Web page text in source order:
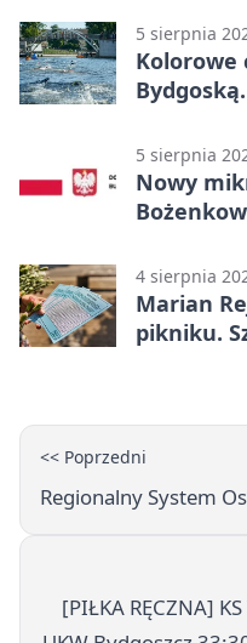
5 sierpnia
Kolorowe
5 sierpnia
Nowy
4 sierpnia
Marian
pikniku.
<< Poprzedni
Regionalny System
[PIŁKA RĘCZNA]